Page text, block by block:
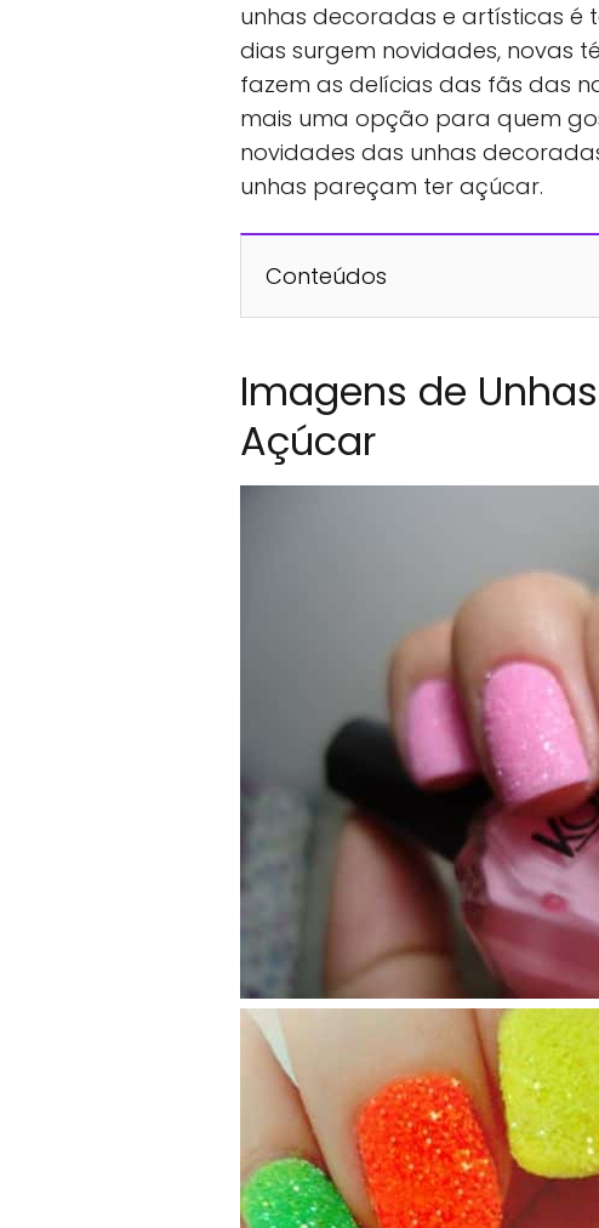
unhas decoradas e artísticas é
dias surgem novidades, novas
fazem as delícias das fãs das
mais uma opção para quem
novidades das unhas
unhas pareçam ter açúcar.
Conteúdos
Imagens de
Açúcar